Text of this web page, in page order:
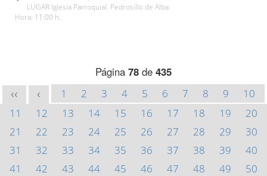
LUGAR Iglesia Parroquial. Pedrosillo de Alba
Hora: 11:00 h.
Página 78 de 435
<< < 1 2 3 4 5 6 7 8 9
10
11
12 13 14 15 16 17 18 19
20
21
22 23 24 25 26 27 28 29
30
31
32 33 34 35 36 37 38 39
40
41
42 43 44 45 46 47 48 49
50